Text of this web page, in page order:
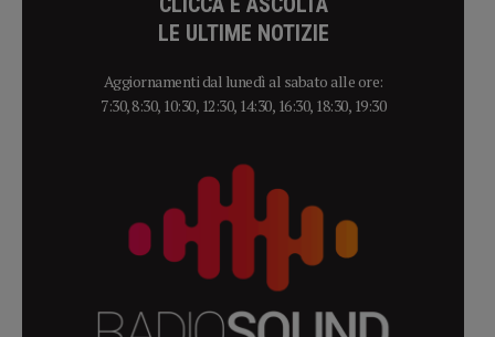
LE ULTIME NOTIZIE
Aggiornamenti dal lunedì al sabato alle ore:
7:30, 8:30, 10:30, 12:30, 14:30, 16:30, 18:30, 19:30